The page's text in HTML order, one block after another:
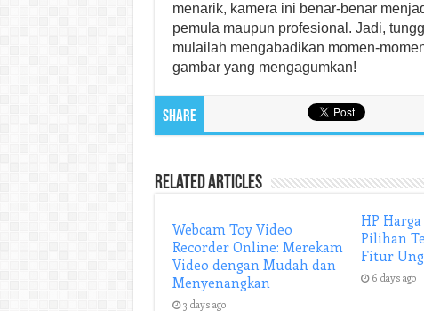
menarik, kamera ini benar-benar
pemula maupun profesional. Jadi,
mulailah mengabadikan momen-
gambar yang mengagumkan!
Share
Related Articles
Webcam Toy Video
Recorder Online: Merekam
Video dengan Mudah dan
Menyenangkan
3 days ago
HP
Pilihan
Fitur
6 days ago